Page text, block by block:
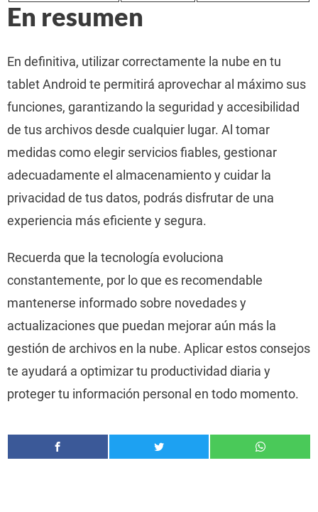
En resumen
En definitiva, utilizar correctamente la nube en tu
tablet Android te permitirá aprovechar al máximo sus
funciones, garantizando la seguridad y accesibilidad
de tus archivos desde cualquier lugar. Al tomar
medidas como elegir servicios fiables, gestionar
adecuadamente el almacenamiento y cuidar la
privacidad de tus datos, podrás disfrutar de una
experiencia más eficiente y segura.
Recuerda que la tecnología evoluciona
constantemente, por lo que es recomendable
mantenerse informado sobre novedades y
actualizaciones que puedan mejorar aún más la
gestión de archivos en la nube. Aplicar estos consejos
te ayudará a optimizar tu productividad diaria y
proteger tu información personal en todo momento.